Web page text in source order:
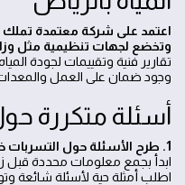
اعتمد على شركة معتمدة تملك
وتخضع لجهات تنظيمية مثل
تقارير فنية وتقييمات لجودة
وجود ضمان على العمل
أسئلة متكررة
1. طرح الأسئلة حول التسربات خطوة عملية
ابدأ بجمع معلومات محددة قبل
اطلب أمثلة حية لأسئلة شائعة